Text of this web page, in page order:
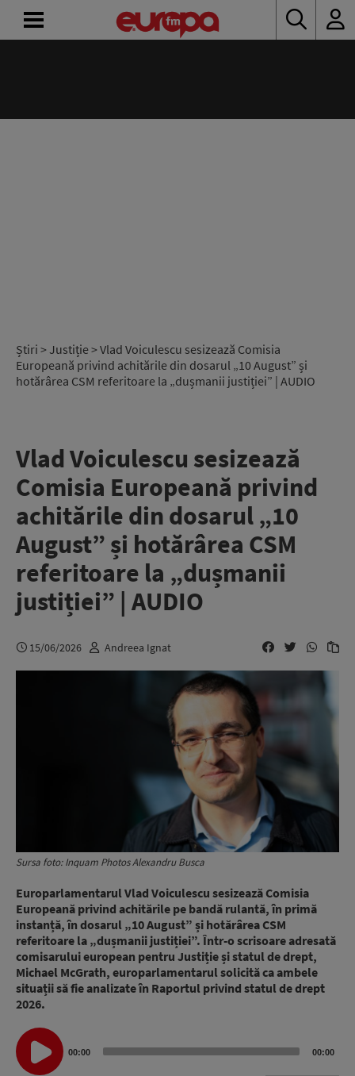
Știri > Justiție> Vlad Voiculescu sesizează Comisia
Europeană privind achitările din dosarul „10 August” și
hotărârea CSM referitoare la „dușmanii justiției” | AUDIO
Vlad Voiculescu sesizează
Comisia Europeană privind
achitările din dosarul „10
August” și hotărârea CSM
referitoare la „dușmanii
justiției” | AUDIO
15/06/2026 Andreea Ignat
Sursa foto: Inquam Photos Alexandru Busca
Europarlamentarul Vlad Voiculescu sesizează Comisia
Europeană privind achitările pe bandă rulantă, în primă
instanță, în dosarul „10 August” și hotărârea CSM
referitoare la „dușmanii justiției”. Într-o scrisoare adresată
comisarului european pentru Justiție și statul de drept,
Michael McGrath, europarlamentarul solicită ca ambele
situații să fie analizate în Raportul privind statul de drept
2026.
Audio
Player
00:00 00:00